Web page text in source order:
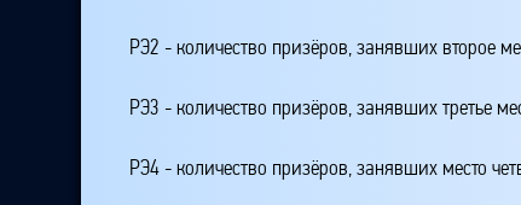
РЭ2 - количество призёров, занявших второе
РЭ3 - количество призёров, занявших третье
РЭ4 - количество призёров, занявших место